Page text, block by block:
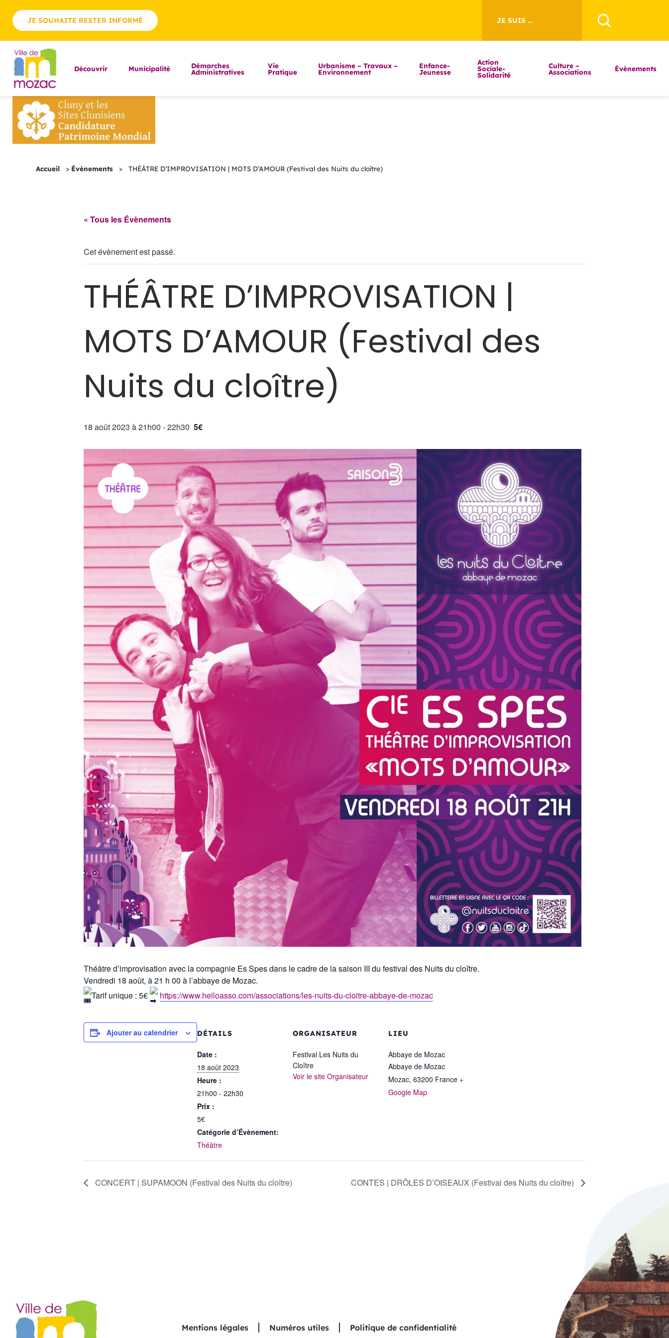
JE SOUHAITE RESTER INFORMÉ JE SUIS ...
Découvrir Municipalité Démarches
Administratives
Vie
Pratique
Urbanisme – Travaux –
Environnement
Enfance-
Jeunesse
Action
Sociale-
Solidarité
Culture –
Associations Évènements
Accueil > Évènements > THÉÂTRE D’IMPROVISATION | MOTS D’AMOUR (Festival des Nuits du cloître)
« Tous les Évènements
Cet évènement est passé.
THÉÂTRE D’IMPROVISATION |
MOTS D’AMOUR (Festival des
Nuits du cloître)
18 août 2023 à 21h00 -22h30 5€
Théâtre d’improvisation avec la compagnie Es Spes dans le cadre de la saison III du festival des Nuits du cloître.
Vendredi 18 août, à 21 h 00 à l’abbaye de Mozac.
Tarif unique : 5€
https://www.helloasso.com/associations/les-nuits-du-cloitre-abbaye-de-mozac
Ajouter au calendrier DÉTAILS
Date :
18 août 2023
Heure :
21h00 - 22h30
Prix :
5€
Catégorie d’Évènement:
Théâtre
ORGANISATEUR
Festival Les Nuits du
Cloître
Voir le site Organisateur
LIEU
Abbaye de Mozac
Abbaye de Mozac
Mozac, 63200 France +
Google Map
CONCERT | SUPAMOON (Festival des Nuits du cloître) CONTES | DRÔLES D’OISEAUX (Festival des Nuits du cloître)
Mentions légales Numéros utiles Politique de confidentialité